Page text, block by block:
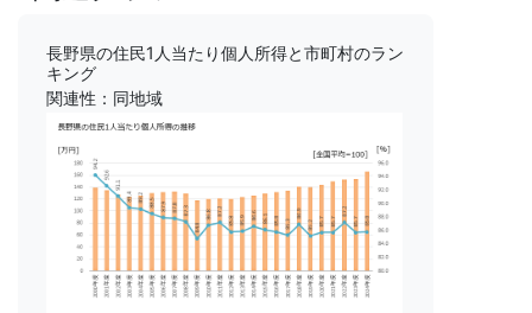
長野県の住民1人当たり個人所得と市町村のラン
キング
関連性：同地域